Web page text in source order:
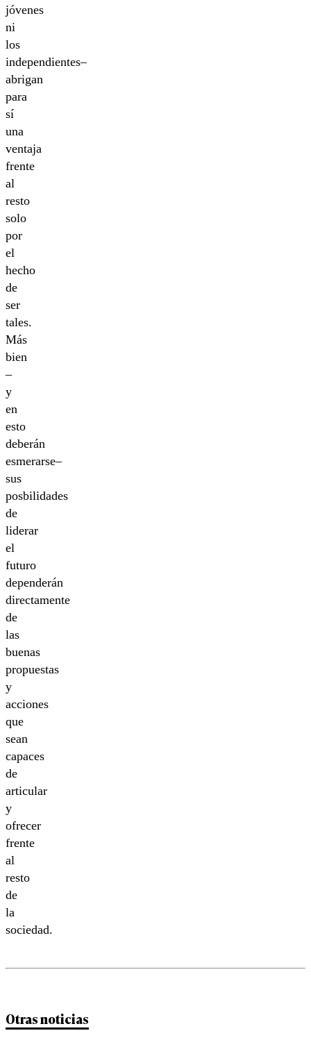
jóvenes
ni
los
independientes–
abrigan
para
sí
una
ventaja
frente
al
resto
solo
por
el
hecho
de
ser
tales.
Más
bien
–
y
en
esto
deberán
esmerarse–
sus
posbilidades
de
liderar
el
futuro
dependerán
directamente
de
las
buenas
propuestas
y
acciones
que
sean
capaces
de
articular
y
ofrecer
frente
al
resto
de
la
sociedad.
Otras noticias